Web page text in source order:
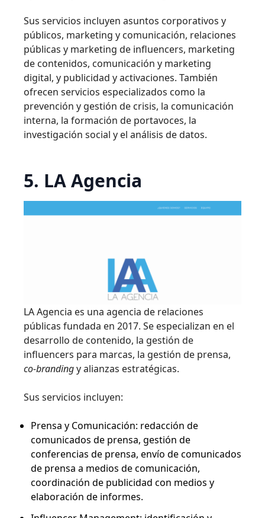
Sus servicios incluyen asuntos corporativos y
públicos, marketing y comunicación, relaciones
públicas y marketing de influencers, marketing
de contenidos, comunicación y marketing
digital, y publicidad y activaciones. También
ofrecen servicios especializados como la
prevención y gestión de crisis, la comunicación
interna, la formación de portavoces, la
investigación social y el análisis de datos.
5. LA Agencia
LA Agencia es una agencia de relaciones
públicas fundada en 2017. Se especializan en el
desarrollo de contenido, la gestión de
influencers para marcas, la gestión de prensa,
co-brandingy alianzas estratégicas.
Sus servicios incluyen:
Prensa y Comunicación: redacción de
comunicados de prensa, gestión de
conferencias de prensa, envío de comunicados
de prensa a medios de comunicación,
coordinación de publicidad con medios y
elaboración de informes.